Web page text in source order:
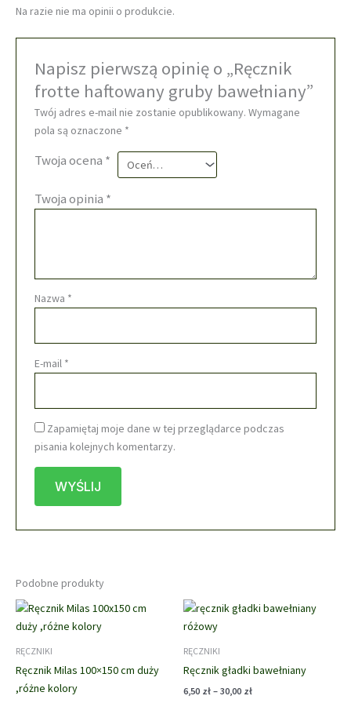
Na razie nie ma opinii o produkcie.
Napisz pierwszą opinię o „Ręcznik
frotte haftowany gruby bawełniany”
Twój adres e-mail nie zostanie opublikowany. Wymagane
pola są oznaczone *
Twoja ocena *
Twoja opinia *
Nazwa *
E-mail *
Zapamiętaj moje dane w tej przeglądarce podczas
pisania kolejnych komentarzy.
Podobne produkty
RĘCZNIKI
Ręcznik Milas 100×150 cm duży
,różne kolory
RĘCZNIKI
Ręcznik gładki bawełniany
6,50 zł – 30,00 złZakres